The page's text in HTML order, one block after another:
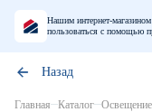
Нашим интернет-магазином
пользоваться с помощью
Назад
Главная Каталог Освещение